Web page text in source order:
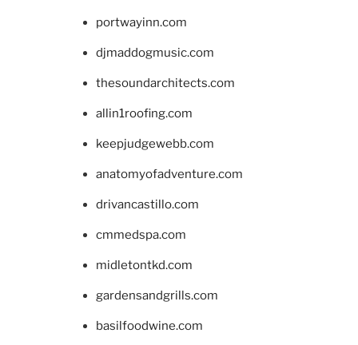
portwayinn.com
djmaddogmusic.com
thesoundarchitects.com
allin1roofing.com
keepjudgewebb.com
anatomyofadventure.com
drivancastillo.com
cmmedspa.com
midletontkd.com
gardensandgrills.com
basilfoodwine.com